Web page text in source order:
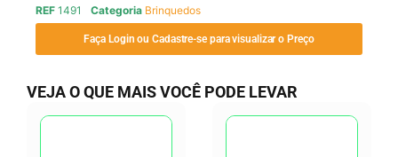
REF 1491 Categoria Brinquedos
Faça Login ou Cadastre-se para visualizar o Preço
VEJA O QUE MAIS VOCÊ PODE LEVAR